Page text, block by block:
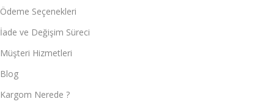
Ödeme Seçenekleri
İade ve Değişim Süreci
Müşteri Hizmetleri
Blog
Kargom Nerede ?